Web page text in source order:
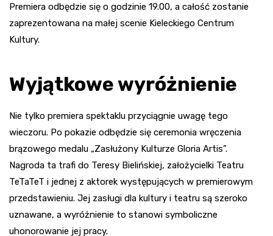
Premiera odbędzie się o godzinie 19.00, a całość zostanie
zaprezentowana na małej scenie Kieleckiego Centrum
Kultury.
Wyjątkowe wyróżnienie
Nie tylko premiera spektaklu przyciągnie uwagę tego
wieczoru. Po pokazie odbędzie się ceremonia wręczenia
brązowego medalu „Zasłużony Kulturze Gloria Artis”.
Nagroda ta trafi do Teresy Bielińskiej, założycielki Teatru
TeTaTeT i jednej z aktorek występujących w premierowym
przedstawieniu. Jej zasługi dla kultury i teatru są szeroko
uznawane, a wyróżnienie to stanowi symboliczne
uhonorowanie jej pracy.